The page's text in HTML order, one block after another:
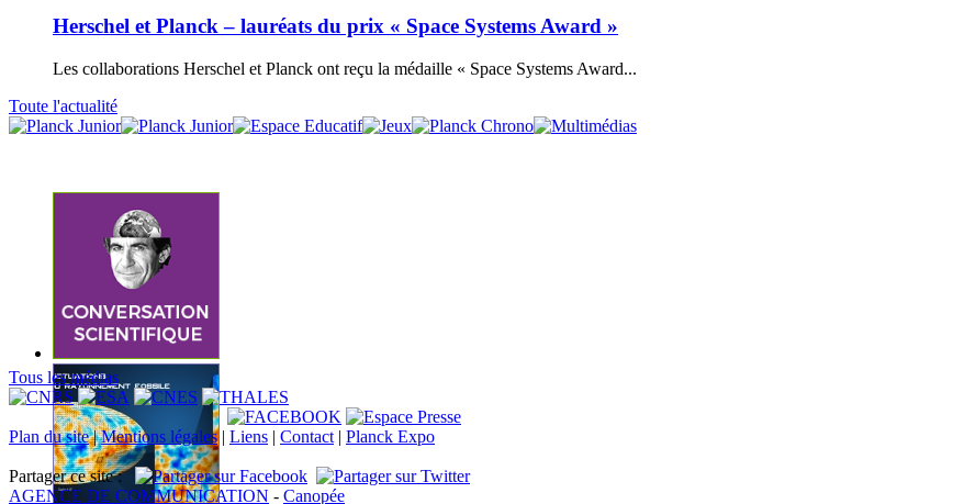
Herschel et Planck – lauréats du prix « Space Systems Award »
Les collaborations Herschel et Planck ont reçu la médaille « Space Systems Award...
Toute l'actualité
Tous les médias
Plan du site|Mentions légales| Liens | Contact | Planck Expo
Partager ce site :
AGENCE DE COMMUNICATION - Canopée